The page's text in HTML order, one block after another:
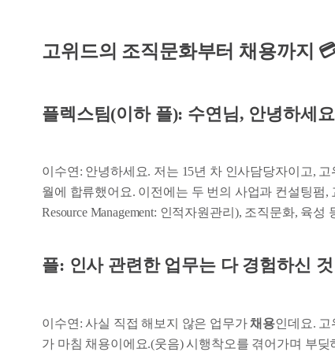
고위드의 조직문화부터 채용까지
플렉스팀(이하 플): 수연님, 안녕하세
이수연: 안녕하세요. 저는 15년 차 인사담당자이고,
월에 합류했어요. 이전에는 두 번의 사업과 컨설팅펌,
Resource Management: 인적자원관리), 조직문화, 육
플: 인사 관련한 업무는 다 경험하신
이수연: 사실 직접 해보지 않은 업무가채용인데요.
가 마침 채용이에요.(웃음) 시행착오를 겪어가며 부딪